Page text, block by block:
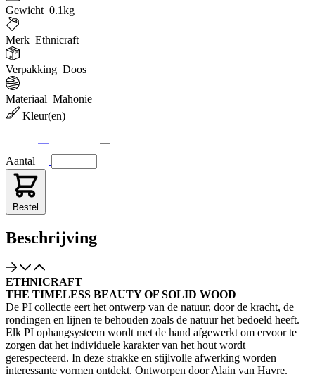
Gewicht 0.1kg
Merk Ethnicraft
Verpakking Doos
Materiaal Mahonie
Kleur(en)
Aantal
Bestel
Beschrijving
ETHNICRAFT
THE TIMELESS BEAUTY OF SOLID WOOD
De PI collectie eert het ontwerp van de natuur, door de kracht, de
rondingen en lijnen te behouden zoals de natuur het bedoeld heeft.
Elk PI ophangsysteem wordt met de hand afgewerkt om ervoor te
zorgen dat het individuele karakter van het hout wordt
gerespecteerd. In deze strakke en stijlvolle afwerking worden
interessante vormen ontdekt. Ontworpen door Alain van Havre.